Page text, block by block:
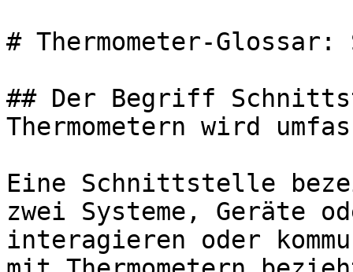
# Thermometer-
## Der Begriff
Thermometern wird
Eine Schnittstelle
zwei Systeme, Geräte
interagieren oder